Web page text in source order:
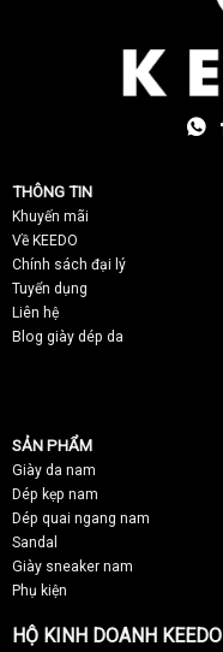
THÔNG TIN
Khuyến mãi
Về KEEDO
Chính sách đại lý
Tuyển dụng
Liên hệ
Blog giày dép da
SẢN PHẨM
Giày da nam
Dép kẹp nam
Dép quai ngang nam
Sandal
Giày sneaker nam
Phụ kiện
HỘ KINH DOANH KEEDO